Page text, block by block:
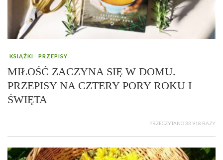
KSIĄŻKI PRZEPISY
MIŁOŚĆ ZACZYNA SIĘ W DOMU.
PRZEPISY NA CZTERY PORY ROKU I
ŚWIĘTA
PRZECZYTANO 33 918 RAZY